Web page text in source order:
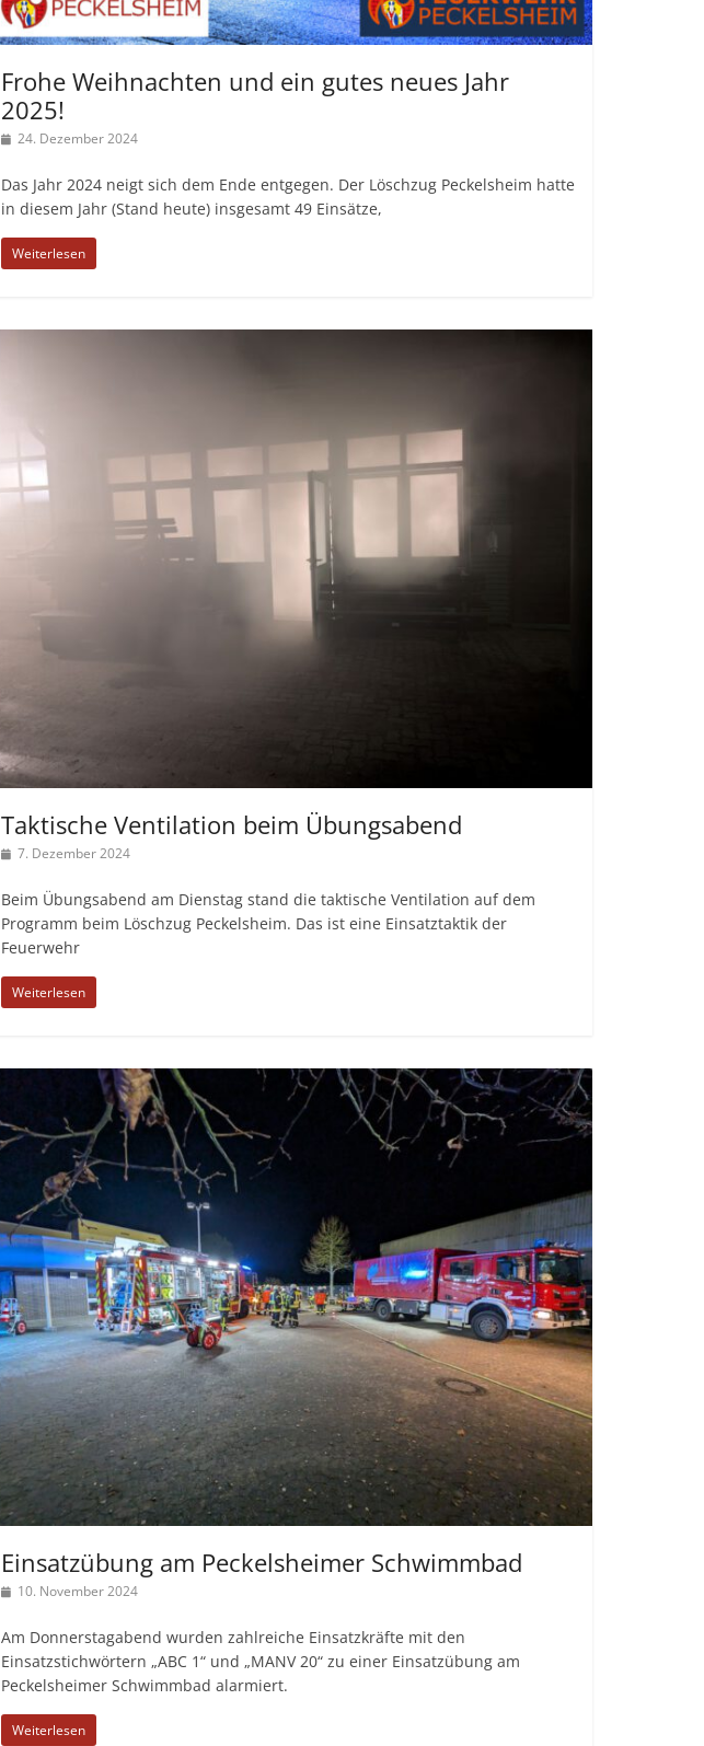
Frohe Weihnachten und ein gutes neues Jahr
2025!
24. Dezember 2024
Das Jahr 2024 neigt sich dem Ende entgegen. Der Löschzug Peckelsheim hatte
in diesem Jahr (Stand heute) insgesamt 49 Einsätze,
Weiterlesen
Taktische Ventilation beim Übungsabend
7. Dezember 2024
Beim Übungsabend am Dienstag stand die taktische Ventilation auf dem
Programm beim Löschzug Peckelsheim. Das ist eine Einsatztaktik der
Feuerwehr
Weiterlesen
Einsatzübung am Peckelsheimer Schwimmbad
10. November 2024
Am Donnerstagabend wurden zahlreiche Einsatzkräfte mit den
Einsatzstichwörtern „ABC 1“ und „MANV 20“ zu einer Einsatzübung am
Peckelsheimer Schwimmbad alarmiert.
Weiterlesen